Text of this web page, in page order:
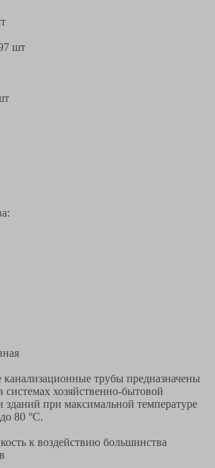
7 шт
трубы предназначены
системах хозяйственно-бытовой
зданий при максимальной температуре
80 °C.
к воздействию большинства